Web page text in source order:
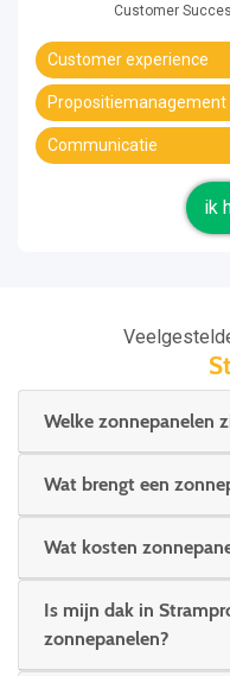
Customer
Customer experience
Propositiemanagement
Communicatie
ik
Welke zonnepanelen
Wat brengt een
Wat kosten
Is mijn dak in
zonnepanelen?